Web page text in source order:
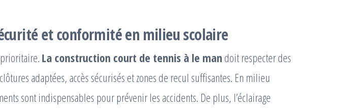
et conformité en milieu scolaire
La construction court de tennis à le man doit respecter des
adaptées, accès sécurisés et zones de recul suffisantes. En milieu
sont indispensables pour prévenir les accidents. De plus, l’éclairage